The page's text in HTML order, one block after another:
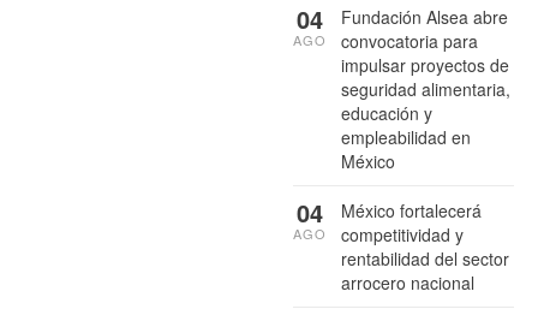
Fundación Alsea abre
convocatoria para
impulsar proyectos de
seguridad alimentaria,
educación y
empleabilidad en
México
04
AGO
México fortalecerá
competitividad y
rentabilidad del sector
arrocero nacional
04
AGO